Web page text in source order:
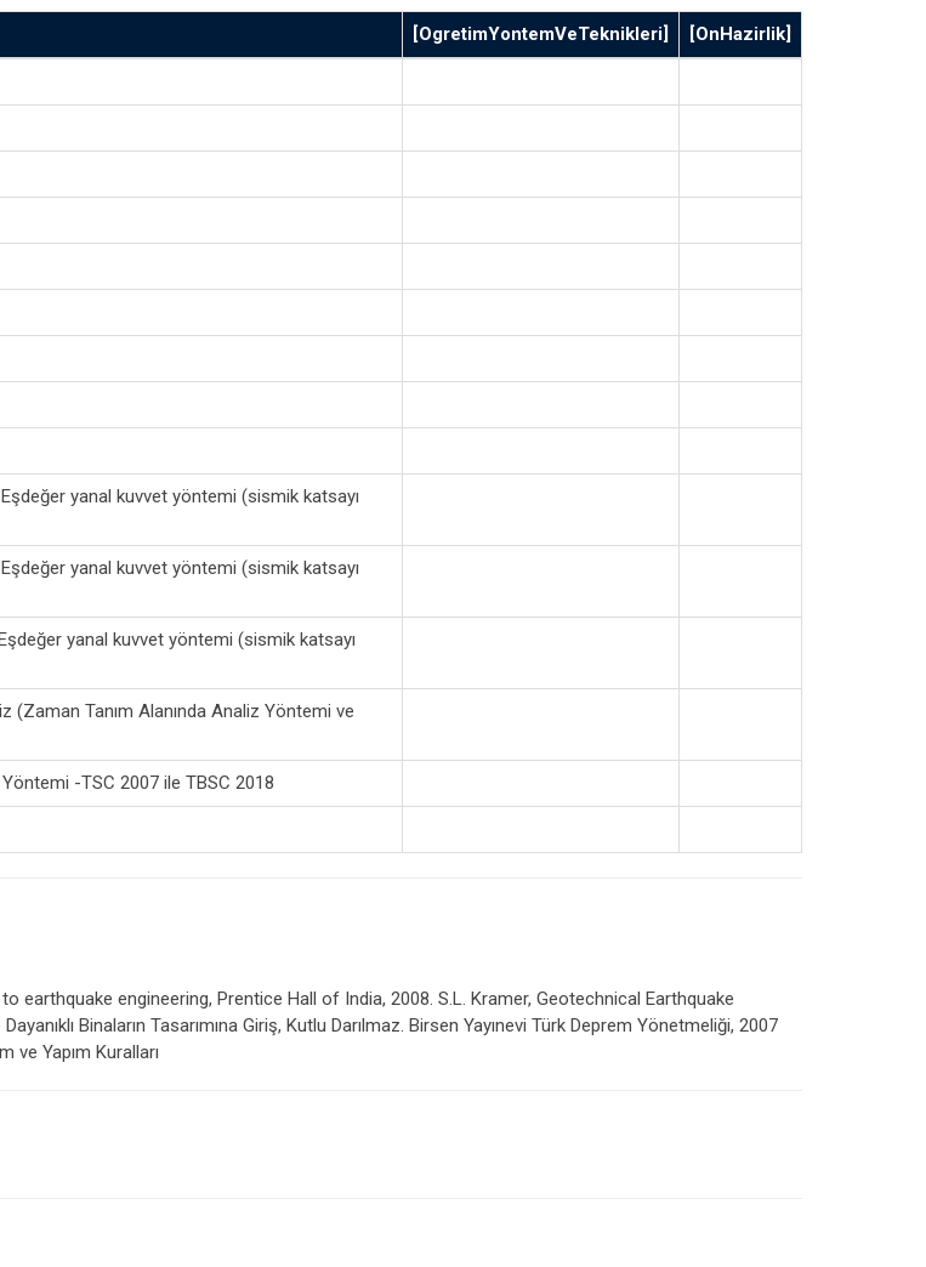
[OgretimYontemVeTeknikleri] [OnHazirlik]
yanal kuvvet yöntemi (sismik katsayı
yanal kuvvet yöntemi (sismik katsayı
yanal kuvvet yöntemi (sismik katsayı
(Zaman Tanım Alanında Analiz Yöntemi ve
-TSC 2007 ile TBSC 2018
engineering, Prentice Hall of India, 2008. S.L. Kramer, Geotechnical Earthquake
Binaların Tasarımına Giriş, Kutlu Darılmaz. Birsen Yayınevi Türk Deprem Yönetmeliği, 2007
ve Yapım Kuralları